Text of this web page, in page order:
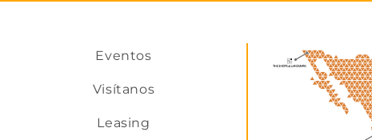
Eventos
Visítanos
Leasing